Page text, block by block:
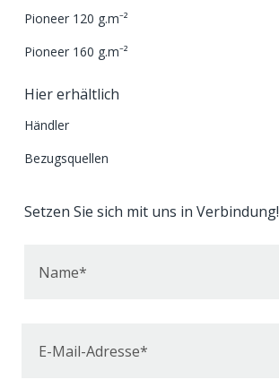
Pioneer 120 g.m⁻²
Pioneer 160 g.m⁻²
Hier erhältlich
Händler
Bezugsquellen
Setzen Sie sich mit uns in Verbindung!
Name*
E-Mail-Adresse*